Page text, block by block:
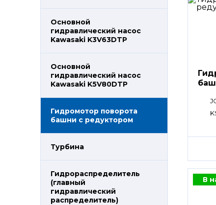
Основной
гидравлический насос
Kawasaki K3V63DTP
Основной
гидравлический насос
Kawasaki K5V80DTP
Гидромотор поворота
башни с редуктором
Турбина
Гидрораспределитель
(главный
гидравлический
распределитель)
В